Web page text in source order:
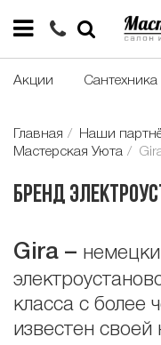
Акции Сантехника
Главная
Наши
Мастерская Уюта
Бренд
Gira –
класса с более
известен